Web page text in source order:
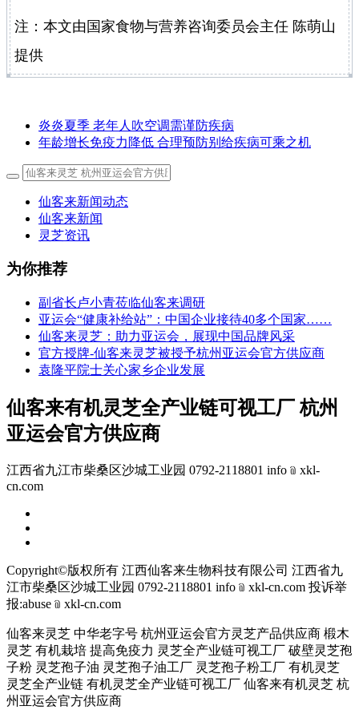
注：本文由国家食物与营养咨询委员会主任 陈萌山
提供
炎炎夏季 老年人吹空调需谨防疾病
年龄增长免疫力降低 合理预防别给疾病可乘之机
仙客来新闻动态
仙客来新闻
灵芝资讯
为你推荐
副省长卢小青莅临仙客来调研
亚运会“健康补给站”：中国企业接待40多个国家……
仙客来灵芝：助力亚运会，展现中国品牌风采
官方授牌-仙客来灵芝被授予杭州亚运会官方供应商
袁隆平院士关心家乡企业发展
仙客来有机灵芝全产业链可视工厂 杭州
亚运会官方供应商
江西省九江市柴桑区沙城工业园 0792-2118801 info﹫xkl-
cn.com
Copyright©版权所有 江西仙客来生物科技有限公司 江西省九
江市柴桑区沙城工业园 0792-2118801 info﹫xkl-cn.com 投诉举
报:abuse﹫xkl-cn.com
仙客来灵芝 中华老字号 杭州亚运会官方灵芝产品供应商 椴木
灵芝 有机栽培 提高免疫力 灵芝全产业链可视工厂 破壁灵芝孢
子粉 灵芝孢子油 灵芝孢子油工厂 灵芝孢子粉工厂 有机灵芝
灵芝全产业链 有机灵芝全产业链可视工厂 仙客来有机灵芝 杭
州亚运会官方供应商